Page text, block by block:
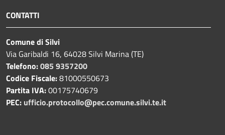
CONTATTI
Comune di Silvi
Via Garibaldi 16, 64028 Silvi Marina (TE)
Telefono:085 9357200
Codice Fiscale:81000550673
Partita IVA:00175740679
PEC: ufficio.protocollo@pec.comune.silvi.te.it